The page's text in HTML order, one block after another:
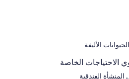
الأليفة
الاحتياجات الخاصة
الفندقية